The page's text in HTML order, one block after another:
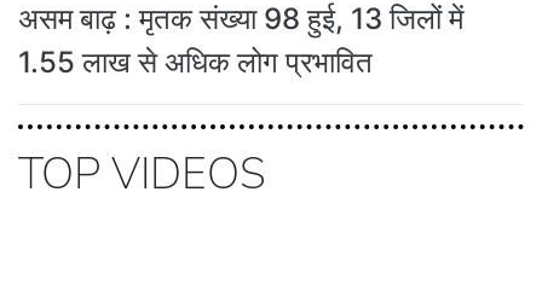
असम बाढ़ : मृतक संख्या 98 हुई, 13 जिलों में
1.55 लाख से अधिक लोग प्रभावित
TOP VIDEOS